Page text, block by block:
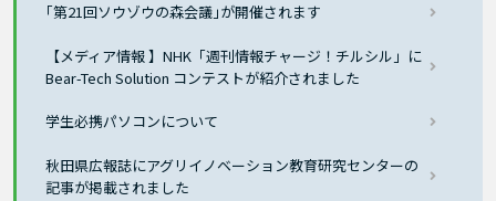
｢第21回ソウゾウの森会議｣が開催されます
【メディア情報 】NHK「週刊情報チャージ！チルシル」に
Bear-Tech Solution コンテストが紹介されました
学生必携パソコンについて
秋田県広報誌にアグリイノベーション教育研究センターの
記事が掲載されました